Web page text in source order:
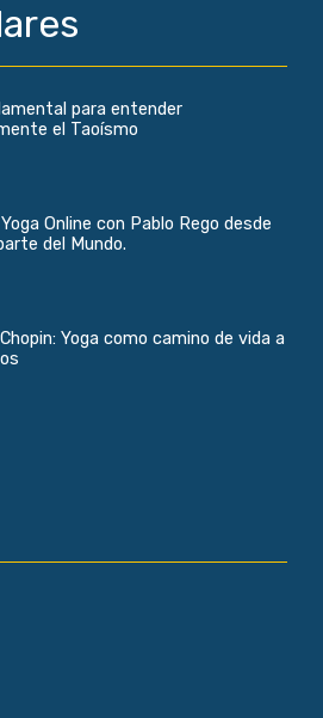
para entender
el Taoísmo
Online con Pablo Rego desde
del Mundo.
Yoga como camino de vida a